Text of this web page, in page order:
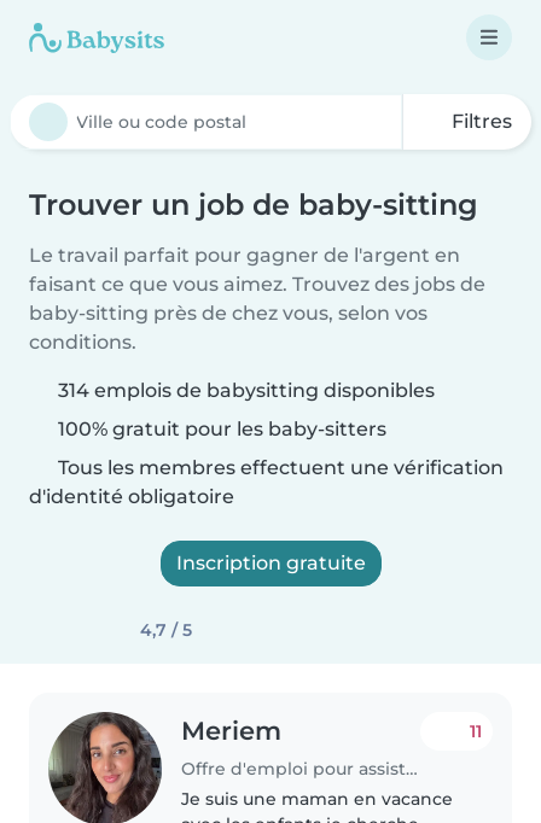
Filtres
Trouver un job de baby-sitting
Le travail parfait pour gagner de l'argent en
faisant ce que vous aimez. Trouvez des jobs de
baby-sitting près de chez vous, selon vos
conditions.
314 emplois de babysitting disponibles
100% gratuit pour les baby-sitters
Tous les membres effectuent une vérification
d'identité obligatoire
Inscription gratuite
4,7 / 5
Meriem
Offre d'emploi pour assistante maternelle à Fès
11
Je suis une maman en vacance